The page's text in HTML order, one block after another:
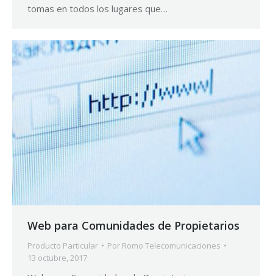
tomas en todos los lugares que…
Web para Comunidades de Propietarios
Producto Particular Por Romo Telecomunicaciones
13 octubre, 2017